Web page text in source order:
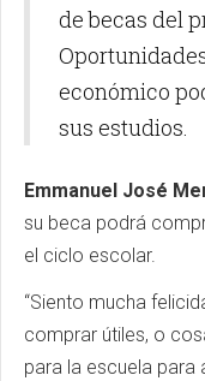
de becas del
económico
sus estudios.
Emmanuel José
su beca podrá
el ciclo escolar.
“Siento mucha
comprar útiles, o
para la escuela para